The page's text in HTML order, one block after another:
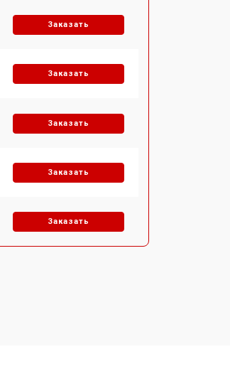
Заказать
Заказать
Заказать
Заказать
Заказать